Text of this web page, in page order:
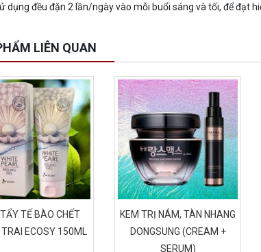
dụng đều đặn 2 lần/ngày vào mỗi buổi sáng và tối, để đạt
LIÊN QUAN
TẾ BÀO CHẾT
TRAI ECOSY 150ML
KEM TRỊ NÁM, TÀN NHANG
DONGSUNG (CREAM +
SERUM)